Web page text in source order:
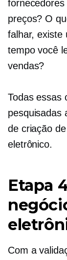
preços? O
falhar, existe
tempo você
vendas?
Todas essas
pesquisadas
de criação
eletrônico.
Etapa
Com a